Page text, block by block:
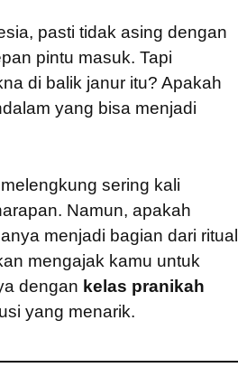
pasti tidak asing dengan
pintu masuk. Tapi
di balik janur itu? Apakah
yang bisa menjadi
sering kali
Namun, apakah
menjadi bagian dari ritual
mengajak kamu untuk
dengan kelas pranikah
yang menarik.